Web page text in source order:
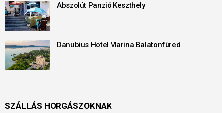
Abszolút Panzió Keszthely
Danubius Hotel Marina Balatonfüred
SZÁLLÁS HORGÁSZOKNAK